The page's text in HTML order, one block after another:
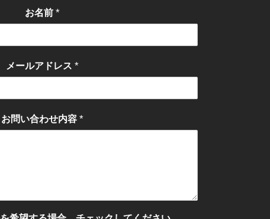
お名前 *
メールアドレス *
お問い合わせ内容 *